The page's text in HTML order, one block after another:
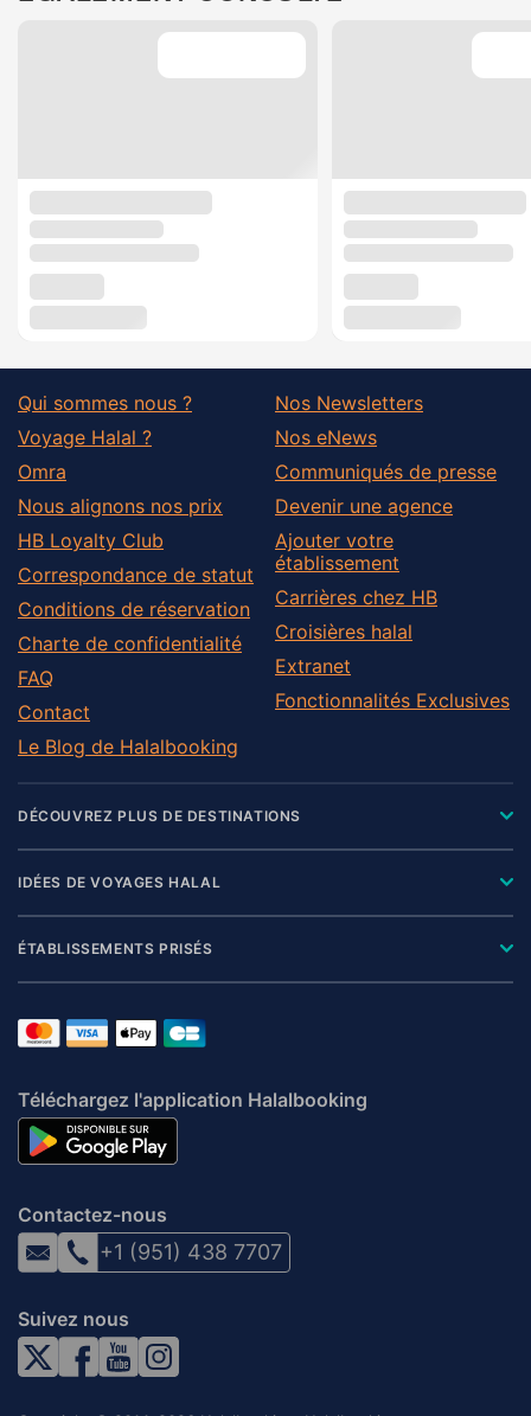
Qui sommes nous ?
Voyage Halal ?
Omra
Nous alignons nos prix
HB Loyalty Club
Correspondance de statut
Conditions de réservation
Charte de confidentialité
FAQ
Contact
Le Blog de Halalbooking
Nos Newsletters
Nos eNews
Communiqués de presse
Devenir une agence
Ajouter votre
établissement
Carrières chez HB
Croisières halal
Extranet
Fonctionnalités Exclusives
DÉCOUVREZ PLUS DE DESTINATIONS
IDÉES DE VOYAGES HALAL
ÉTABLISSEMENTS PRISÉS
Téléchargez l'application Halalbooking
Contactez-nous
+1 (951) 438 7707
Suivez nous